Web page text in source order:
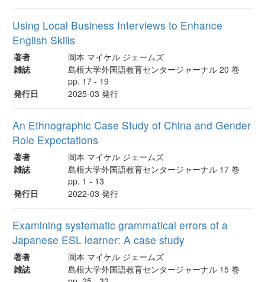
Using Local Business Interviews to Enhance
English Skills
著者
岡本 マイケル ジェームズ
雑誌
島根大学外国語教育センタージャーナル 20 巻
pp. 17 - 19
発行日
2025-03 発行
An Ethnographic Case Study of China and Gender
Role Expectations
著者
岡本 マイケル ジェームズ
雑誌
島根大学外国語教育センタージャーナル 17 巻
pp. 1 - 13
発行日
2022-03 発行
Examining systematic grammatical errors of a
Japanese ESL learner: A case study
著者
岡本 マイケル ジェームズ
雑誌
島根大学外国語教育センタージャーナル 15 巻